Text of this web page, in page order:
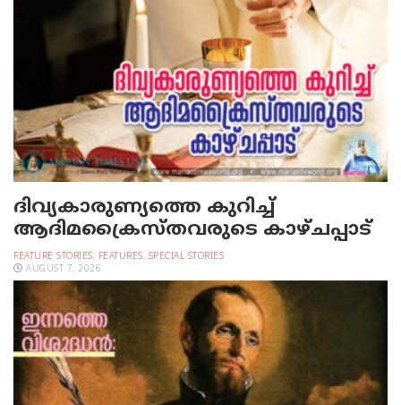
ദിവ്യകാരുണ്യത്തെ കുറിച്ച്
ആദിമക്രൈസ്തവരുടെ കാഴ്ചപ്പാട്
FEATURE STORIES, FEATURES, SPECIAL STORIES
AUGUST 7, 2026